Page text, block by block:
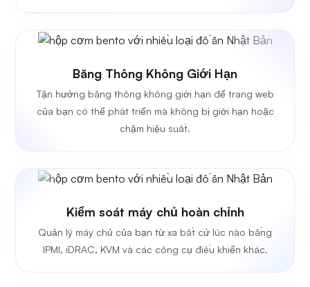
Băng Thông Không Giới Hạn
Tận hưởng băng thông không giới hạn để trang web
của bạn có thể phát triển mà không bị giới hạn hoặc
chậm hiệu suất.
Kiểm soát máy chủ hoàn chỉnh
Quản lý máy chủ của bạn từ xa bất cứ lúc nào bằng
IPMI, iDRAC, KVM và các công cụ điều khiển khác.